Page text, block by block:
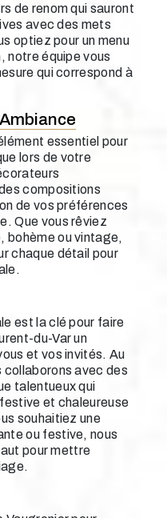
de renom qui sauront
avec des mets
optiez pour un menu
notre équipe vous
qui correspond à
essentiel pour
lors de votre
compositions
de vos préférences
Que vous rêviez
bohème ou vintage,
chaque détail pour
est la clé pour faire
du-Var un
et vos invités. Au
collaborons avec des
talentueux qui
et chaleureuse
souhaitiez une
ou festive, nous
pour mettre